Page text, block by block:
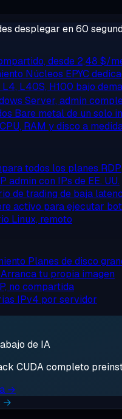
desplegar en 60
desde 2,48 $/
Núcleos EPYC
L4, L40S, H100 bajo
Server, admin
Bare metal de un solo
RAM y disco a
todos los planes RDP
admin con IPs de EE. UU.
de trading de baja
activo para ejecutar
Linux, remoto
Planes de disco
Arranca tu propia imagen
no compartida
IPv4 por servidor
de IA
CUDA completo
→
→